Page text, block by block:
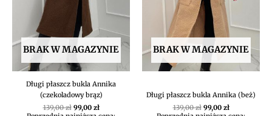
BRAK W MAGAZYNIE
Długi płaszcz bukla Annika
(czekoladowy brąz)
139,00zł 99,00 zł
BRAK W MAGAZYNIE
Długi płaszcz bukla Annika (beż)
139,00zł 99,00 zł